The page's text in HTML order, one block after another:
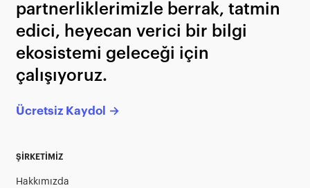
partnerliklerimizle berrak, tatmin
edici, heyecan verici bir bilgi
ekosistemi geleceği için
çalışıyoruz.
Ücretsiz Kaydol →
ŞİRKETİMİZ
Hakkımızda